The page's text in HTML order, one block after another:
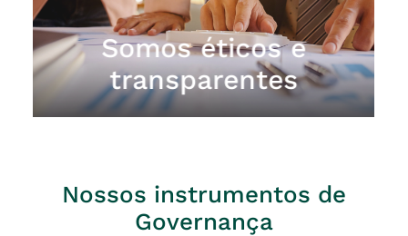
Somos éticos e
transparentes
Somos éticos e
transparentes
Somos éticos e
transparentes
Nossos instrumentos de
Governança